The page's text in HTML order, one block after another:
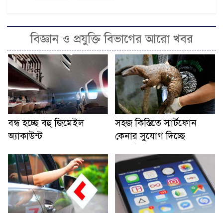
বিজ্ঞান ও প্রযুক্তি বিভাগের আরো খবর
বন্ধ হচ্ছে বহু জিমেইল
অ্যাকাউন্ট
সহজ কিস্তিতে স্মার্টফোন
কেনার সুযোগ দিচ্ছে